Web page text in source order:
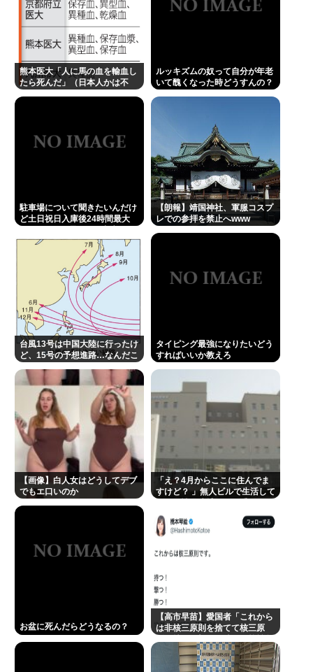
大学がございます、僕は落ちましたので」
1浪して法政に入った女さん、ワカッテTVのせいでジ
サツする
許せない不祥事タレントランキングが発表される 俺
たちの永野芽郁を抑えて1位に輝いたのは…
Powered by livedoor 相互RSS
熊本医大「人に馬の血を輸血し
たら死んだ」（日本人かは不
ルッキズムの奴って自分が年老
いて醜くなった時どうすんの？
駐車場について聞きたいんだけ
ど土日祝日入庫後24時間最大
平日の場合料金どうなるの
【朗報】靖国神社、軍服コスプ
レでの参拝を禁止へwww
台風13号は中国大陸に行ったけ
ど、15号の予想進路…なんだこ
タイピング最強になりたいどう
すればいいか教えろ
【画像】白人女はどうしてデブ
でもエ口いのか
「え？4月からここに住んでま
すけど？ 」無人ビルで生活して
たか！！
お盆に死んだらどうなるの？
【高市早苗】愛国者「これから
は非核三原則を捨てて核三原
には慣れている、試してみる
か？」